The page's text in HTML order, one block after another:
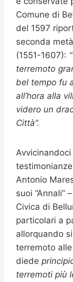
Comune di
del 1597
seconda
(1551-1607):
terremoto
bel tempo fu
all’hora alla
videro un
Città”.
Antonio
suoi “Annali”
Civica di
particolari a
allorquando
terremoto
diede
terremoti più